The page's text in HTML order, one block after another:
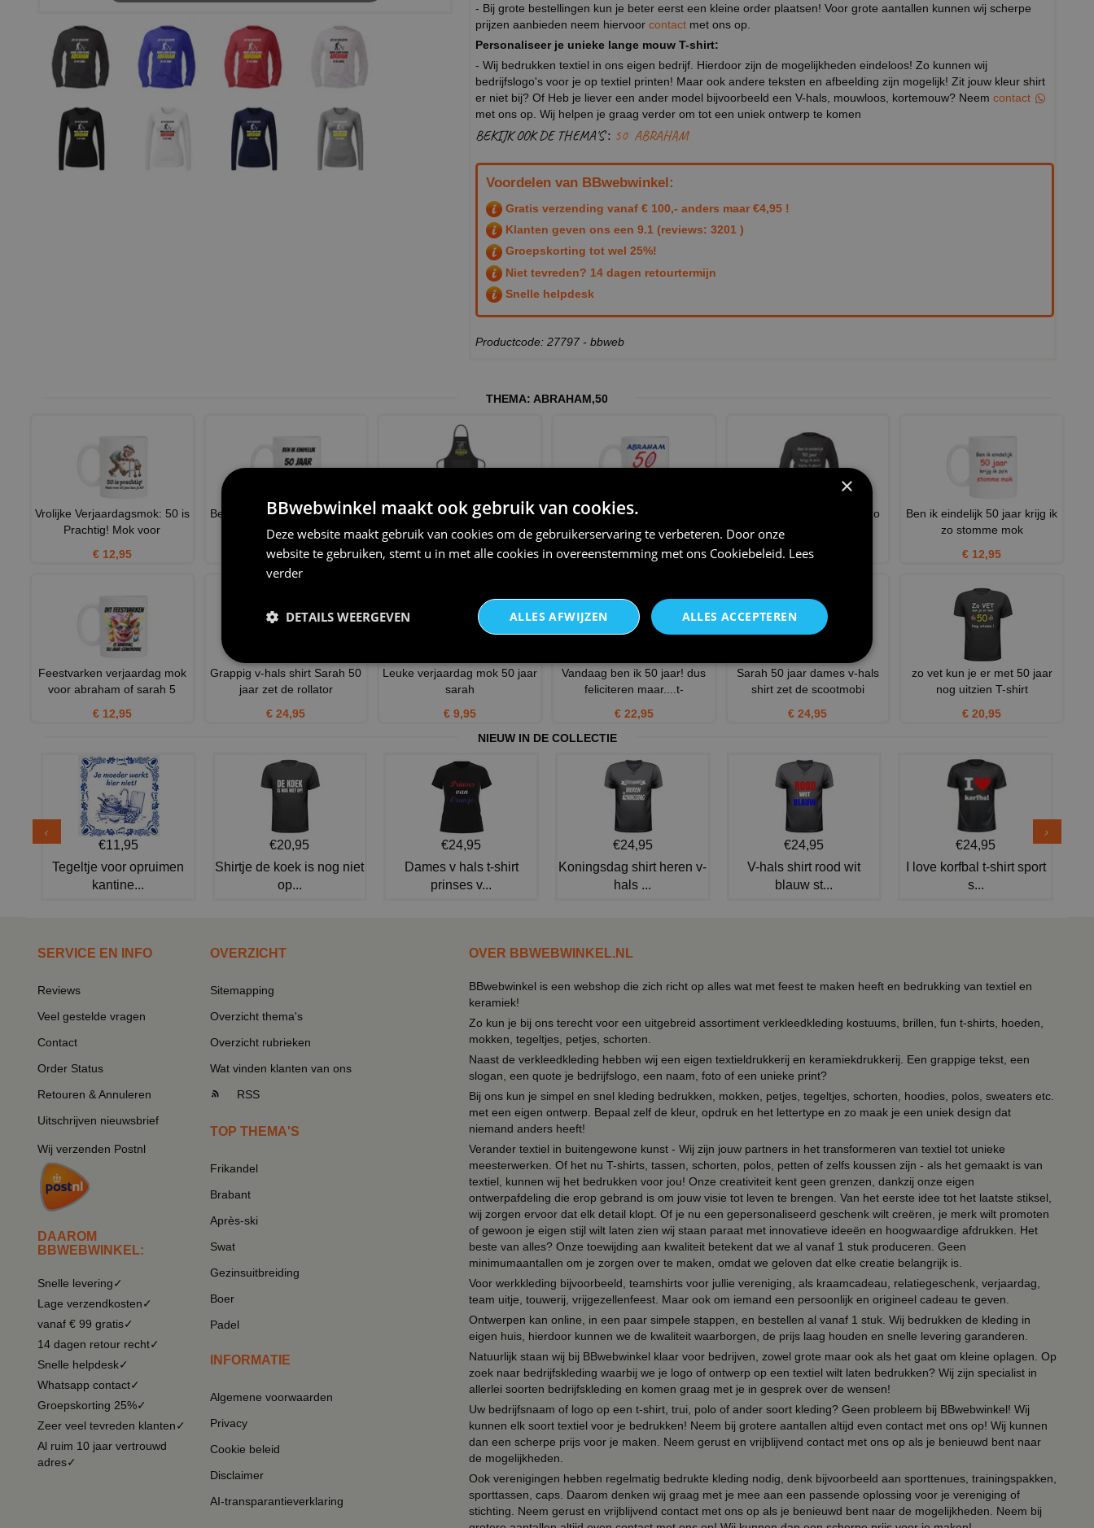
- Bij grote bestellingen kun je beter eerst een kleine order plaatsen! Voor grote aantallen kunnen wij scherpe
prijzen aanbieden neem hiervoor contact met ons op.
Personaliseer je unieke lange mouw T-shirt:
- Wij bedrukken textiel in ons eigen bedrijf. Hierdoor zijn de mogelijkheden eindeloos! Zo kunnen wij
bedrijfslogo's voor je op textiel printen! Maar ook andere teksten en afbeelding zijn mogelijk! Zit jouw kleur shirt
er niet bij? Of Heb je liever een ander model bijvoorbeeld een V-hals, mouwloos, kortemouw? Neem contact
met ons op. Wij helpen je graag verder om tot een uniek ontwerp te komen
BEKIJK OOK DE THEMA'S : 50 ABRAHAM
Voordelen van BBwebwinkel:
Gratis verzending vanaf € 100,- anders maar €4,95 !
Klanten geven ons een 9.1 (reviews: 3201 )
Groepskorting tot wel 25%!
Niet tevreden? 14 dagen retourtermijn
Snelle helpdesk
Productcode: 27797 - bbweb
THEMA: ABRAHAM,50
Vrolijke Verjaardagsmok: 50 is
Prachtig! Mok voor
€ 12,95
Ben ik eindelijk 50 jaar krijg ik
zo n klote mok
€ 12,95
Grappige schort Sarah 50 jaar
zet de rollator gau
€ 24,95
Vrolijke cadeau mok 50 jaar
abraham
€ 12,95
Ben ik eindelijk 50 krijg ik zo
klote t-shirt lang
€ 24,95
Ben ik eindelijk 50 jaar krijg ik
zo stomme mok
€ 12,95
Feestvarken verjaardag mok
voor abraham of sarah 5
€ 12,95
Grappig v-hals shirt Sarah 50
jaar zet de rollator
€ 24,95
Leuke verjaardag mok 50 jaar
sarah
€ 9,95
Vandaag ben ik 50 jaar! dus
feliciteren maar....t-
€ 22,95
Sarah 50 jaar dames v-hals
shirt zet de scootmobi
€ 24,95
zo vet kun je er met 50 jaar
nog uitzien T-shirt
€ 20,95
NIEUW IN DE COLLECTIE
€11,95
Tegeltje voor opruimen
kantine...
€20,95
Shirtje de koek is nog niet
op...
€24,95
Dames v hals t-shirt
prinses v...
€24,95
Koningsdag shirt heren v-
hals ...
€24,95
V-hals shirt rood wit
blauw st...
€24,95
I love korfbal t-shirt sport
s...
SERVICE EN INFO
Reviews
Veel gestelde vragen
Contact
Order Status
Retouren & Annuleren
Uitschrijven nieuwsbrief
Wij verzenden Postnl
DAAROM
BBWEBWINKEL:
Snelle levering✓
Lage verzendkosten✓
vanaf € 99 gratis✓
14 dagen retour recht✓
Snelle helpdesk✓
Whatsapp contact✓
Groepskorting 25%✓
Zeer veel tevreden klanten✓
Al ruim 10 jaar vertrouwd
adres✓
OVERZICHT
Sitemapping
Overzicht thema's
Overzicht rubrieken
Wat vinden klanten van ons
RSS
TOP THEMA'S
Frikandel
Brabant
Après-ski
Swat
Gezinsuitbreiding
Boer
Padel
INFORMATIE
Algemene voorwaarden
Privacy
Cookie beleid
Disclaimer
AI-transparantieverklaring
OVER BBWEBWINKEL.NL
BBwebwinkel is een webshop die zich richt op alles wat met feest te maken heeft en bedrukking van textiel en
keramiek!
Zo kun je bij ons terecht voor een uitgebreid assortiment verkleedkleding kostuums, brillen, fun t-shirts, hoeden,
mokken, tegeltjes, petjes, schorten.
Naast de verkleedkleding hebben wij een eigen textieldrukkerij en keramiekdrukkerij. Een grappige tekst, een
slogan, een quote je bedrijfslogo, een naam, foto of een unieke print?
Bij ons kun je simpel en snel kleding bedrukken, mokken, petjes, tegeltjes, schorten, hoodies, polos, sweaters etc.
met een eigen ontwerp. Bepaal zelf de kleur, opdruk en het lettertype en zo maak je een uniek design dat
niemand anders heeft!
Verander textiel in buitengewone kunst - Wij zijn jouw partners in het transformeren van textiel tot unieke
meesterwerken. Of het nu T-shirts, tassen, schorten, polos, petten of zelfs koussen zijn - als het gemaakt is van
textiel, kunnen wij het bedrukken voor jou! Onze creativiteit kent geen grenzen, dankzij onze eigen
ontwerpafdeling die erop gebrand is om jouw visie tot leven te brengen. Van het eerste idee tot het laatste stiksel,
wij zorgen ervoor dat elk detail klopt. Of je nu een gepersonaliseerd geschenk wilt creëren, je merk wilt promoten
of gewoon je eigen stijl wilt laten zien wij staan paraat met innovatieve ideeën en hoogwaardige afdrukken. Het
beste van alles? Onze toewijding aan kwaliteit betekent dat we al vanaf 1 stuk produceren. Geen
minimumaantallen om je zorgen over te maken, omdat we geloven dat elke creatie belangrijk is.
Voor werkkleding bijvoorbeeld, teamshirts voor jullie vereniging, als kraamcadeau, relatiegeschenk, verjaardag,
team uitje, touwerij, vrijgezellenfeest. Maar ook om iemand een persoonlijk en origineel cadeau te geven.
Ontwerpen kan online, in een paar simpele stappen, en bestellen al vanaf 1 stuk. Wij bedrukken de kleding in
eigen huis, hierdoor kunnen we de kwaliteit waarborgen, de prijs laag houden en snelle levering garanderen.
Natuurlijk staan wij bij BBwebwinkel klaar voor bedrijven, zowel grote maar ook als het gaat om kleine oplagen. Op
zoek naar bedrijfskleding waarbij we je logo of ontwerp op een textiel wilt laten bedrukken? Wij zijn specialist in
allerlei soorten bedrijfskleding en komen graag met je in gesprek over de wensen!
Uw bedrijfsnaam of logo op een t-shirt, trui, polo of ander soort kleding? Geen probleem bij BBwebwinkel! Wij
kunnen elk soort textiel voor je bedrukken! Neem bij grotere aantallen altijd even contact met ons op! Wij kunnen
dan een scherpe prijs voor je maken. Neem gerust en vrijblijvend contact met ons op als je benieuwd bent naar
de mogelijkheden.
Ook verenigingen hebben regelmatig bedrukte kleding nodig, denk bijvoorbeeld aan sporttenues, trainingspakken,
sporttassen, caps. Daarom denken wij graag met je mee aan een passende oplossing voor je vereniging of
stichting. Neem gerust en vrijblijvend contact met ons op als je benieuwd bent naar de mogelijkheden. Neem bij
×
BBwebwinkel maakt ook gebruik van cookies.
Deze website maakt gebruik van cookies om de gebruikerservaring te verbeteren. Door onze
website te gebruiken, stemt u in met alle cookies in overeenstemming met ons Cookiebeleid. Lees
verder
ALLES ACCEPTEREN
ALLES AFWIJZEN
DETAILS WEERGEVEN